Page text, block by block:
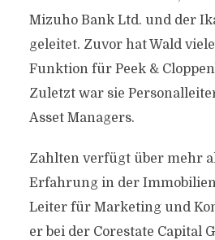
Mizuho Bank Ltd. und der
geleitet. Zuvor hat Wald
Funktion für Peek &
Zuletzt war sie
Asset Managers.
Zahlten verfügt über mehr
Erfahrung in der
Leiter für Marketing und
er bei der Corestate Capital